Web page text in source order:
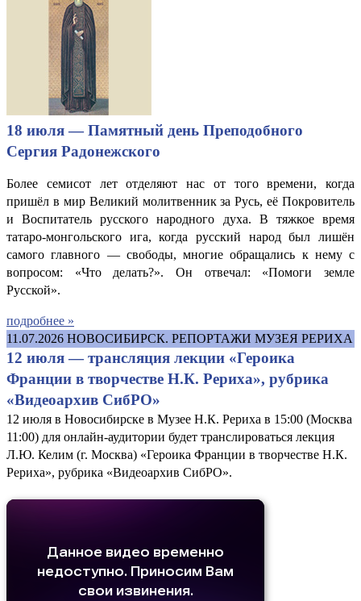
18 июля — Памятный день Преподобного
Сергия Радонежского
Более семисот лет отделяют нас от того времени, когда
пришёл в мир Великий молитвенник за Русь, её Покровитель
и Воспитатель русского народного духа. В тяжкое время
татаро-монгольского ига, когда русский народ был лишён
самого главного — свободы, многие обращались к нему с
вопросом: «Что делать?». Он отвечал: «Помоги земле
Русской».
подробнее »
11.07.2026 НОВОСИБИРСК. РЕПОРТАЖИ МУЗЕЯ РЕРИХА
12 июля — трансляция лекции «Героика
Франции в творчестве Н.К. Рериха», рубрика
«Видеоархив СибРО»
12 июля в Новосибирске в Музее Н.К. Рериха в 15:00 (Москва
11:00) для онлайн-аудитории будет транслироваться лекция
Л.Ю. Келим (г. Москва) «Героика Франции в творчестве Н.К.
Рериха», рубрика «Видеоархив СибРО».